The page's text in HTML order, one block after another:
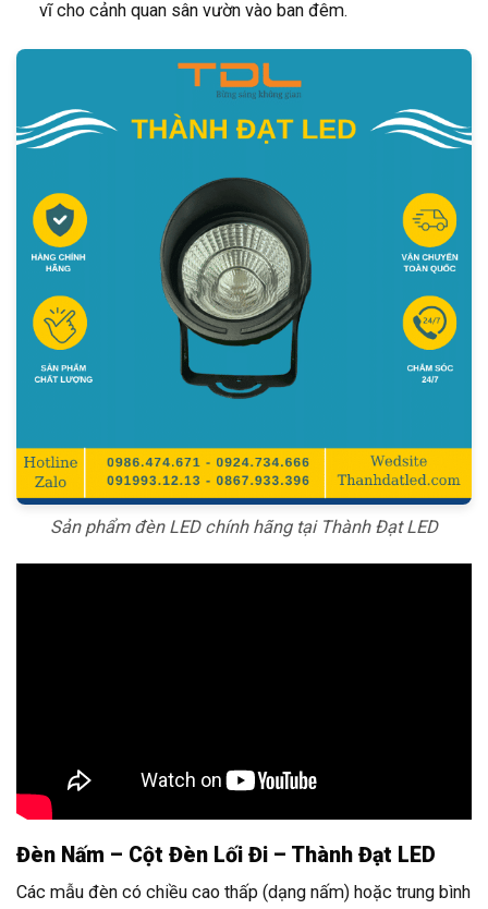
vĩ cho cảnh quan sân vườn vào ban đêm.
Sản phẩm đèn LED chính hãng tại Thành Đạt LED
Đèn Nấm – Cột Đèn Lối Đi – Thành Đạt LED
Các mẫu đèn có chiều cao thấp (dạng nấm) hoặc trung bình